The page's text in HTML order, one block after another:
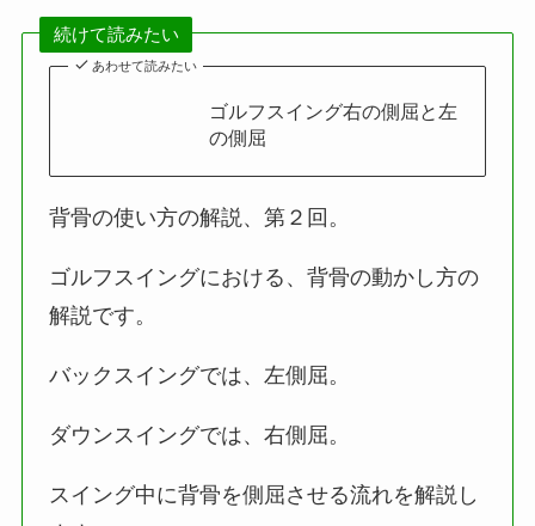
続けて読みたい
あわせて読みたい
ゴルフスイング右の側屈と左
の側屈
背骨の使い方の解説、第２回。
ゴルフスイングにおける、背骨の動かし方の
解説です。
バックスイングでは、左側屈。
ダウンスイングでは、右側屈。
スイング中に背骨を側屈させる流れを解説し